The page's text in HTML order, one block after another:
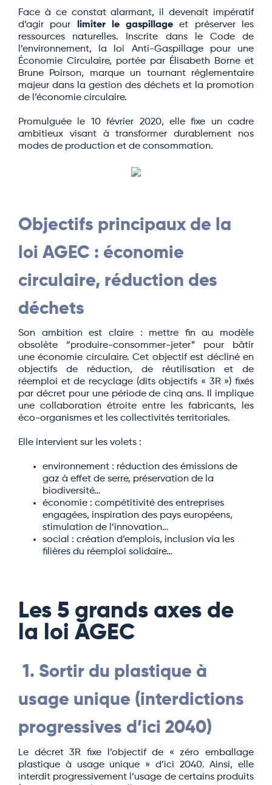
Face à ce constat alarmant, il devenait impératif
d’agir pour
limiter le gaspillage et préserver les
ressources naturelles. Inscrite dans le Code de
l’environnement, la loi Anti-Gaspillage pour une
Économie Circulaire, portée par Élisabeth Borne et
Brune Poirson, marque un tournant réglementaire
majeur dans la gestion des déchets et la promotion
de l’économie circulaire.
Promulguée le 10 février 2020, elle fixe un cadre
ambitieux visant à transformer durablement nos
modes de production et de consommation.
Objectifs principaux de la
loi AGEC : économie
circulaire, réduction des
déchets
Son ambition est claire : mettre fin au modèle
obsolète “produire-consommer-jeter” pour bâtir
une économie circulaire. Cet objectif est décliné en
objectifs de réduction, de réutilisation et de
réemploi et de recyclage (dits objectifs « 3R ») fixés
par décret pour une période de cinq ans. Il implique
une collaboration étroite entre les fabricants, les
éco-organismes et les collectivités territoriales.
Elle intervient sur les volets :
environnement : réduction des émissions de
gaz à effet de serre, préservation de la
biodiversité…
économie : compétitivité des entreprises
engagées, inspiration des pays européens,
stimulation de l’innovation…
social : création d’emplois, inclusion via les
filières du réemploi solidaire…
Les 5 grands axes de
la loi AGEC
1. Sortir du plastique à
usage unique (interdictions
progressives d’ici 2040)
Le décret 3R fixe l’objectif de « zéro emballage
plastique à usage unique » d’ici 2040. Ainsi, elle
interdit progressivement l’usage de certains produits